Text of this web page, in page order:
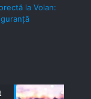
la Volan: